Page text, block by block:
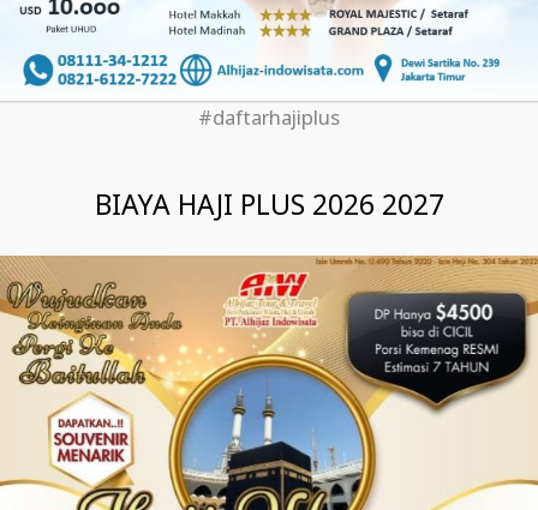
#daftarhajiplus
BIAYA HAJI PLUS 2026 2027